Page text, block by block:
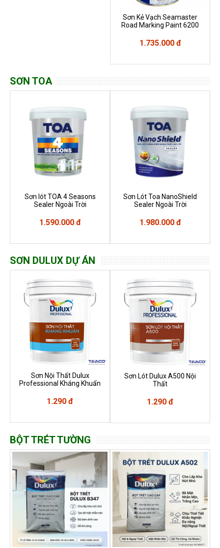
Sơn Kẻ Vạch Seamaster
Road Marking Paint 6200
1.735.000 đ
SƠN TOA
Sơn lót TOA 4 Seasons
Sealer Ngoài Trời
1.590.000 đ
Sơn Lót Toa NanoShield
Sealer Ngoài Trời
1.980.000 đ
SƠN DULUX DỰ ÁN
Sơn Nội Thất Dulux
Professional Kháng Khuẩn
1.290 đ
Sơn Lót Dulux A500 Nội
Thất
1.290 đ
BỘT TRÉT TƯỜNG